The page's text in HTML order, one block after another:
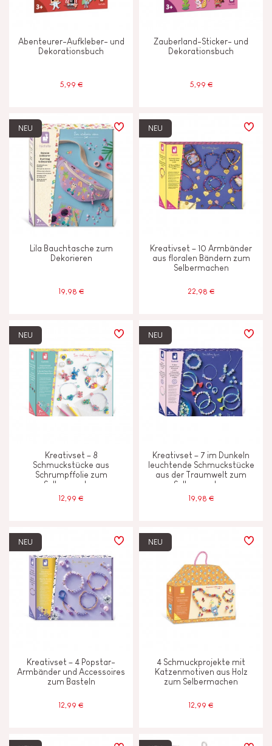
Abenteurer-Aufkleber- und
Dekorationsbuch
5,99 €
Zauberland-Sticker- und
Dekorationsbuch
5,99 €
NEU
Lila Bauchtasche zum
Dekorieren
19,98 €
NEU
Kreativset – 10 Armbänder
aus floralen Bändern zum
Selbermachen
22,98 €
NEU
Kreativset – 8
Schmuckstücke aus
Schrumpffolie zum
Selbermachen
12,99 €
NEU
Kreativset – 7 im Dunkeln
leuchtende Schmuckstücke
aus der Traumwelt zum
Selbermachen
19,98 €
NEU
Kreativset – 4 Popstar-
Armbänder und Accessoires
zum Basteln
12,99 €
NEU
4 Schmuckprojekte mit
Katzenmotiven aus Holz
zum Selbermachen
12,99 €